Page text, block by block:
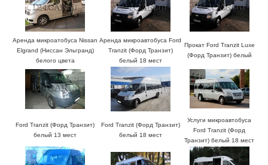
Аренда микроатобуса Nissan
Elgrand (Ниссан Эльгранд)
белого цвета
Аренда микроавтобуса Ford
Tranzit (Форд Транзит)
белый 18 мест
Прокат Ford Tranzit Luxe
(Форд Транзит) белый
Ford Tranzit (Форд Транзит)
белый 13 мест
Ford Tranzit (Форд Транзит)
белый 18 мест
Услуги микроавтобуса
Ford Tranzit (Форд
Транзит) белый 18 мест